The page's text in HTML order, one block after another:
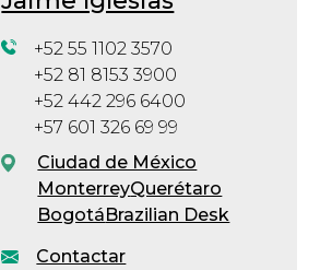
Contactar
+52 55 1102 3570
+52 81 8153 3900
+52 442 296 6400
+57 601 326 69 99
Ciudad de México
MonterreyQuerétaro
BogotáBrazilian Desk